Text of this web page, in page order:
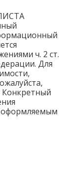
ч. 2 ст.
Для
оформляемым